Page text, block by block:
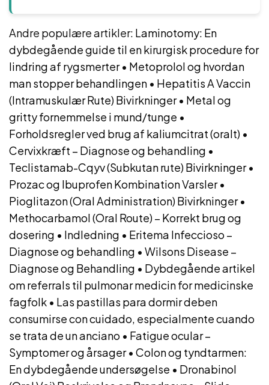
Andre populære artikler: Laminotomy: En
dybdegående guide til en kirurgisk procedure for
lindring af rygsmerter• Metoprolol og hvordan
man stopper behandlingen • Hepatitis A Vaccin
(Intramuskulær Rute) Bivirkninger• Metal og
gritty fornemmelse i mund/tunge •
Forholdsregler ved brug af kaliumcitrat (oralt) •
Cervixkræft – Diagnose og behandling •
Teclistamab-Cqyv (Subkutan rute) Bivirkninger•
Prozac og Ibuprofen Kombination Varsler•
Pioglitazon (Oral Administration) Bivirkninger•
Methocarbamol (Oral Route) – Korrekt brug og
dosering • Indledning • Eritema Infeccioso –
Diagnose og behandling • Wilsons Disease –
Diagnose og Behandling • Dybdegående artikel
om referrals til pulmonar medicin for medicinske
fagfolk • Las pastillas para dormir deben
consumirse con cuidado, especialmente cuando
se trata de un anciano • Fatigue ocular –
Symptomer og årsager• Colon og tyndtarmen:
En dybdegående undersøgelse • Dronabinol